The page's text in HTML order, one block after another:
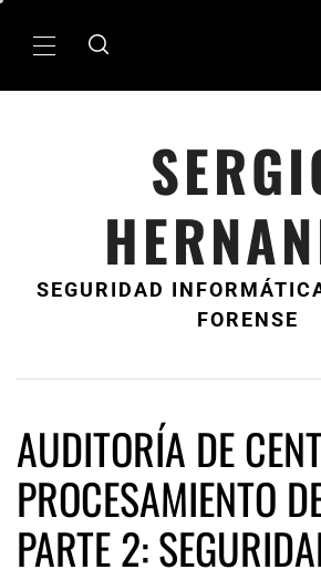
MenÃº
SEGURIDAD
FORENSE
AUDITORÍA DE
PROCESAMIENTO
PARTE 2: